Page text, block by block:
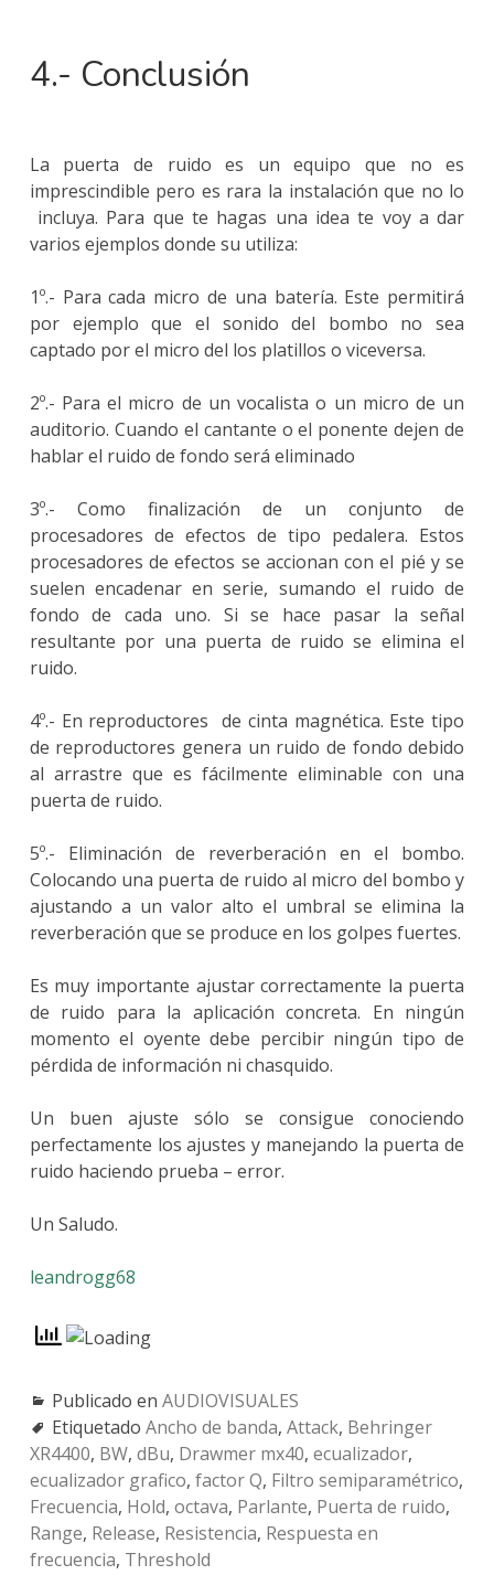
4.- Conclusión
La puerta de ruido es un equipo que no es
imprescindible pero es rara la instalación que no lo
incluya. Para que te hagas una idea te voy a dar
varios ejemplos donde su utiliza:
1º.- Para cada micro de una batería. Este permitirá
por ejemplo que el sonido del bombo no sea
captado por el micro del los platillos o viceversa.
2º.- Para el micro de un vocalista o un micro de un
auditorio. Cuando el cantante o el ponente dejen de
hablar el ruido de fondo será eliminado
3º.- Como finalización de un conjunto de
procesadores de efectos de tipo pedalera. Estos
procesadores de efectos se accionan con el pié y se
suelen encadenar en serie, sumando el ruido de
fondo de cada uno. Si se hace pasar la señal
resultante por una puerta de ruido se elimina el
ruido.
4º.- En reproductores de cinta magnética. Este tipo
de reproductores genera un ruido de fondo debido
al arrastre que es fácilmente eliminable con una
puerta de ruido.
5º.- Eliminación de reverberación en el bombo.
Colocando una puerta de ruido al micro del bombo y
ajustando a un valor alto el umbral se elimina la
reverberación que se produce en los golpes fuertes.
Es muy importante ajustar correctamente la puerta
de ruido para la aplicación concreta. En ningún
momento el oyente debe percibir ningún tipo de
pérdida de información ni chasquido.
Un buen ajuste sólo se consigue conociendo
perfectamente los ajustes y manejando la puerta de
ruido haciendo prueba – error.
Un Saludo.
leandrogg68
Publicado en AUDIOVISUALES
Etiquetado Ancho de banda, Attack, Behringer
XR4400, BW, dBu, Drawmer mx40, ecualizador,
ecualizador grafico, factor Q, Filtro semiparamétrico,
Frecuencia, Hold, octava, Parlante, Puerta de ruido,
Range, Release, Resistencia, Respuesta en
frecuencia, Threshold